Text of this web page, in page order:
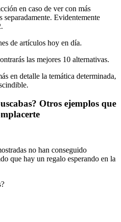
en caso de ver con más
Evidentemente
de artículos hoy en día.
las mejores 10 alternativas.
en detalle la temática determinada,
Otros ejemplos que
no han conseguido
que hay un regalo esperando en la